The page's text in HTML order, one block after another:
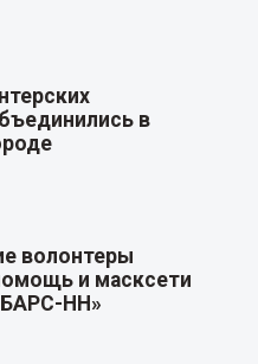
в
волонтеры
и масксети
НН»